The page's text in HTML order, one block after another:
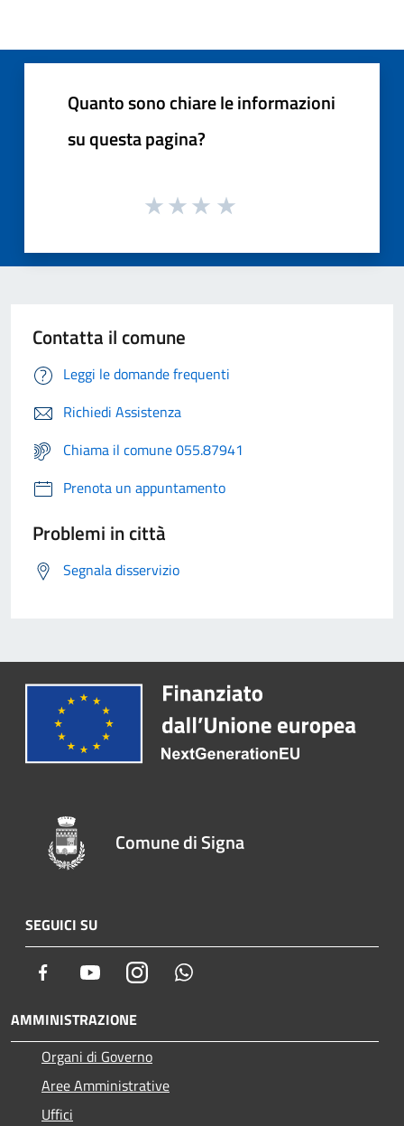
Quanto sono chiare le informazioni
su questa pagina?
Contatta il comune
Leggi le domande frequenti
Richiedi Assistenza
Chiama il comune 055.87941
Prenota un appuntamento
Problemi in città
Segnala disservizio
Comune di Signa
SEGUICI SU
Facebook YoutubeInstagram
AMMINISTRAZIONE
Organi di Governo
Aree Amministrative
Uffici